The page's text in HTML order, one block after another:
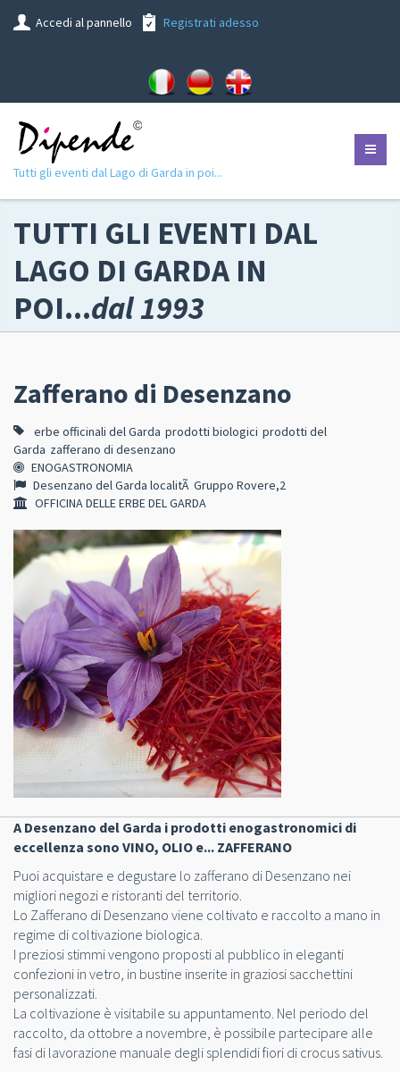
Accedi al pannello Registrati adesso
Tutti gli eventi dal Lago di Garda in poi...
TUTTI GLI EVENTI DAL
LAGO DI GARDA IN
POI...dal 1993
Zafferano di Desenzano
erbe officinali del Garda prodotti biologici prodotti del
Garda zafferano di desenzano
ENOGASTRONOMIA
Desenzano del Garda localitÃ Gruppo Rovere,2
OFFICINA DELLE ERBE DEL GARDA
A Desenzano del Garda i prodotti enogastronomici di
eccellenza sono VINO, OLIO e... ZAFFERANO
Puoi acquistare e degustare lo zafferano di Desenzano nei
migliori negozi e ristoranti del territorio.
Lo Zafferano di Desenzano viene coltivato e raccolto a mano in
regime di coltivazione biologica.
I preziosi stimmi vengono proposti al pubblico in eleganti
confezioni in vetro, in bustine inserite in graziosi sacchettini
personalizzati.
La coltivazione è visitabile su appuntamento. Nel periodo del
raccolto, da ottobre a novembre, è possibile partecipare alle
fasi di lavorazione manuale degli splendidi fiori di crocus sativus.